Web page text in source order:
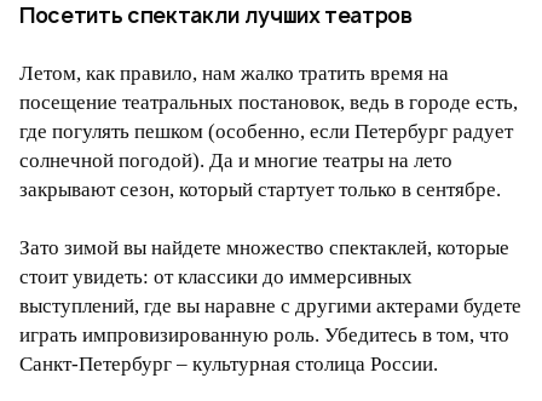
Посетить спектакли лучших театров
Летом, как правило, нам жалко тратить время на
посещение театральных постановок, ведь в городе есть,
где погулять пешком (особенно, если Петербург радует
солнечной погодой). Да и многие театры на лето
закрывают сезон, который стартует только в сентябре.
Зато зимой вы найдете множество спектаклей, которые
стоит увидеть: от классики до иммерсивных
выступлений, где вы наравне с другими актерами будете
играть импровизированную роль. Убедитесь в том, что
Санкт-Петербург – культурная столица России.